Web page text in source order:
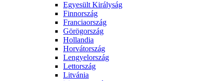
Egyesült Királyság
Finnország
Franciaország
Görögország
Hollandia
Horvátország
Lengyelország
Lettország
Litvánia